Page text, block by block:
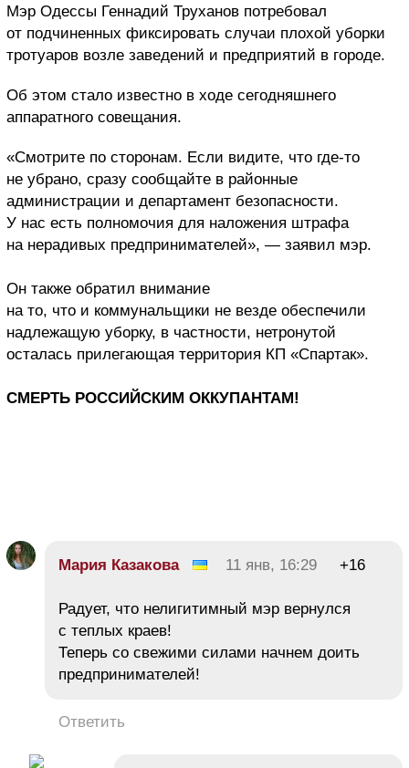
Мэр Одессы Геннадий Труханов потребовал
от подчиненных фиксировать случаи плохой уборки
тротуаров возле заведений и предприятий в городе.
Об этом стало известно в ходе сегодняшнего
аппаратного совещания.
«Смотрите по сторонам. Если видите, что где-то
не убрано, сразу сообщайте в районные
администрации и департамент безопасности.
У нас есть полномочия для наложения штрафа
на нерадивых предпринимателей», — заявил мэр.
Он также обратил внимание
на то, что и коммунальщики не везде обеспечили
надлежащую уборку, в частности, нетронутой
осталась прилегающая территория КП «Спартак».
СМЕРТЬ РОССИЙСКИМ ОККУПАНТАМ!
Мария Казакова 11 янв, 16:29 +16
Радует, что нелигитимный мэр вернулся
с теплых краев!
Теперь со свежими силами начнем доить
предпринимателей!
Ответить